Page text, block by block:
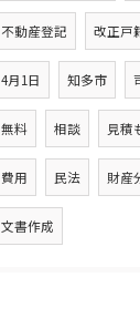
不動産登記 改正戸
4月1日 知多市
無料 相談 見積
費用 民法 財産
文書作成